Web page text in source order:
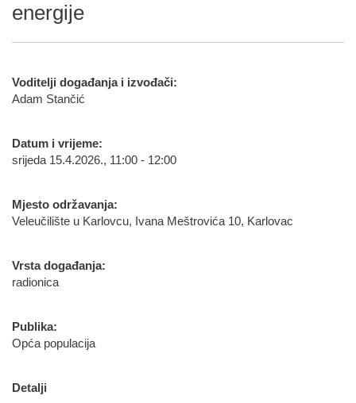
energije
Voditelji događanja i izvođači:
Adam Stančić
Datum i vrijeme:
srijeda 15.4.2026., 11:00 - 12:00
Mjesto održavanja:
Veleučilište u Karlovcu, Ivana Meštrovića 10, Karlovac
Vrsta događanja:
radionica
Publika:
Opća populacija
Detalji